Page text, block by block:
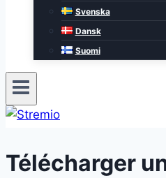
Svenska
Dansk
Suomi
Télécharger